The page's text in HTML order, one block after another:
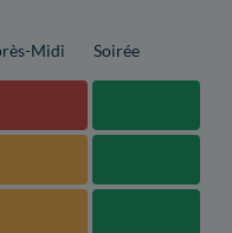
Midi Soirée